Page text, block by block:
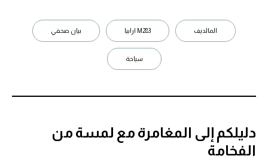
المالديف M283 ارابيا بيان صحفي
سياحة
دليلكم إلى المغامرة مع لمسة من
الفخامة